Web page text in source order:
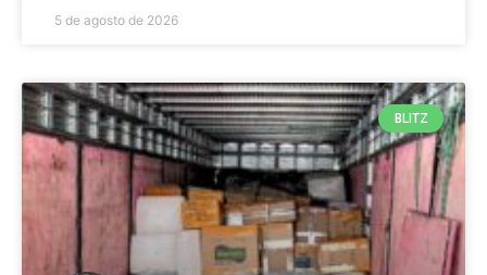
5 de agosto de 2026
BLITZ